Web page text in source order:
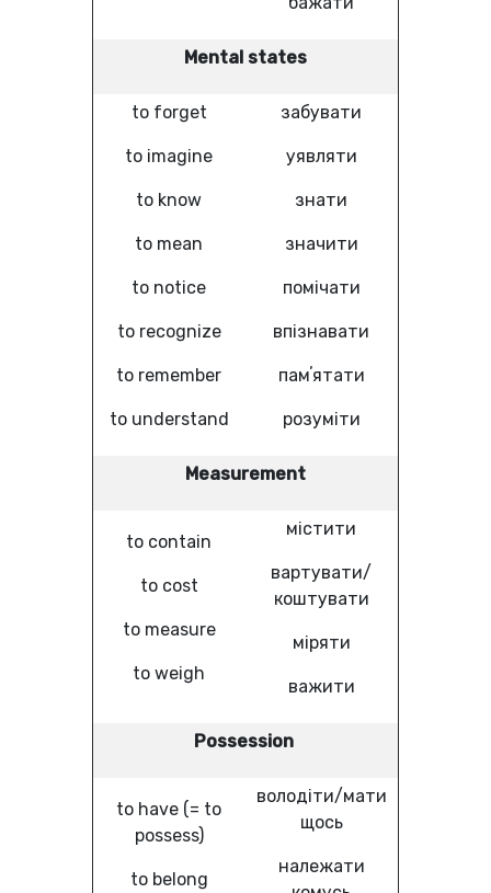
Mental states
to forget
to imagine
to know
to mean
to notice
to recognize
to remember
to understand
забувати
уявляти
знати
значити
помічати
впізнавати
памʼятати
розуміти
Measurement
to contain
to cost
to measure
to weigh
містити
вартувати/
коштувати
міряти
важити
Possession
to have (= to
possess)
to belong
володіти/мати
щось
належати